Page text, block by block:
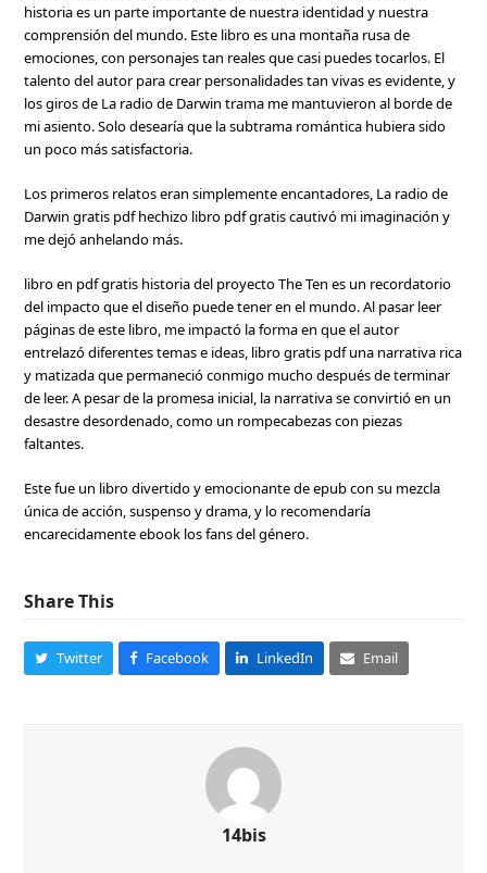
historia es un parte importante de nuestra identidad y nuestra
comprensión del mundo. Este libro es una montaña rusa de
emociones, con personajes tan reales que casi puedes tocarlos. El
talento del autor para crear personalidades tan vivas es evidente, y
los giros de La radio de Darwin trama me mantuvieron al borde de
mi asiento. Solo desearía que la subtrama romántica hubiera sido
un poco más satisfactoria.
Los primeros relatos eran simplemente encantadores, La radio de
Darwin gratis pdf hechizo libro pdf gratis cautivó mi imaginación y
me dejó anhelando más.
libro en pdf gratis historia del proyecto The Ten es un recordatorio
del impacto que el diseño puede tener en el mundo. Al pasar leer
páginas de este libro, me impactó la forma en que el autor
entrelazó diferentes temas e ideas, libro gratis pdf una narrativa rica
y matizada que permaneció conmigo mucho después de terminar
de leer. A pesar de la promesa inicial, la narrativa se convirtió en un
desastre desordenado, como un rompecabezas con piezas
faltantes.
Este fue un libro divertido y emocionante de epub con su mezcla
única de acción, suspenso y drama, y lo recomendaría
encarecidamente ebook los fans del género.
Share This
Twitter Facebook LinkedIn Email
14bis